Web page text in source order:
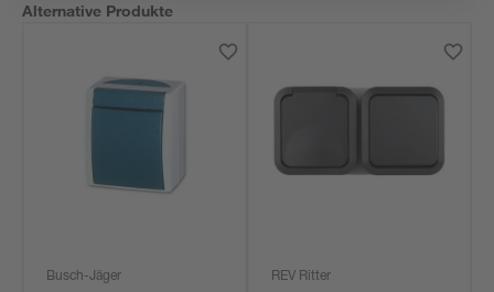
Alternative Produkte
Busch-Jäger REV Ritter